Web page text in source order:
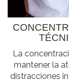
La
mantener la
distracciones